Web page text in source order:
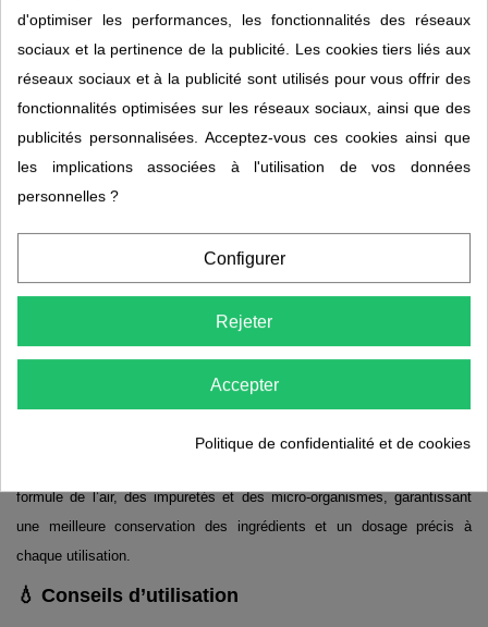
Description
Détails du produit
Crème vitalisante 100ml MGD Nature
La crème Vitalisante a été conçue comme un soin complet pour
accompagner la peau au quotidien. Sa texture souple et agréable est
idéale pour les couches supérieures de l’épiderme, tout en apportant
des actifs reconnus.
Grâce aux protéines de soja qu’elle contient, cette crème s'utilise
principalement lors des périodes de tiraillements ou d’agressions
extérieures. Elle convient aussi bien au visage qu’au corps, ce qui en
formule de l’air, des impuretés et des micro-organismes, garantissant
une meilleure conservation des ingrédients et un dosage précis à
chaque utilisation.
💧 Conseils d’utilisation
d'optimiser les performances, les fonctionnalités des réseaux
sociaux et la pertinence de la publicité. Les cookies tiers liés aux
réseaux sociaux et à la publicité sont utilisés pour vous offrir des
fonctionnalités optimisées sur les réseaux sociaux, ainsi que des
publicités personnalisées. Acceptez-vous ces cookies ainsi que
les implications associées à l'utilisation de vos données
personnelles ?
Configurer
Rejeter
Accepter
Politique de confidentialité et de cookies